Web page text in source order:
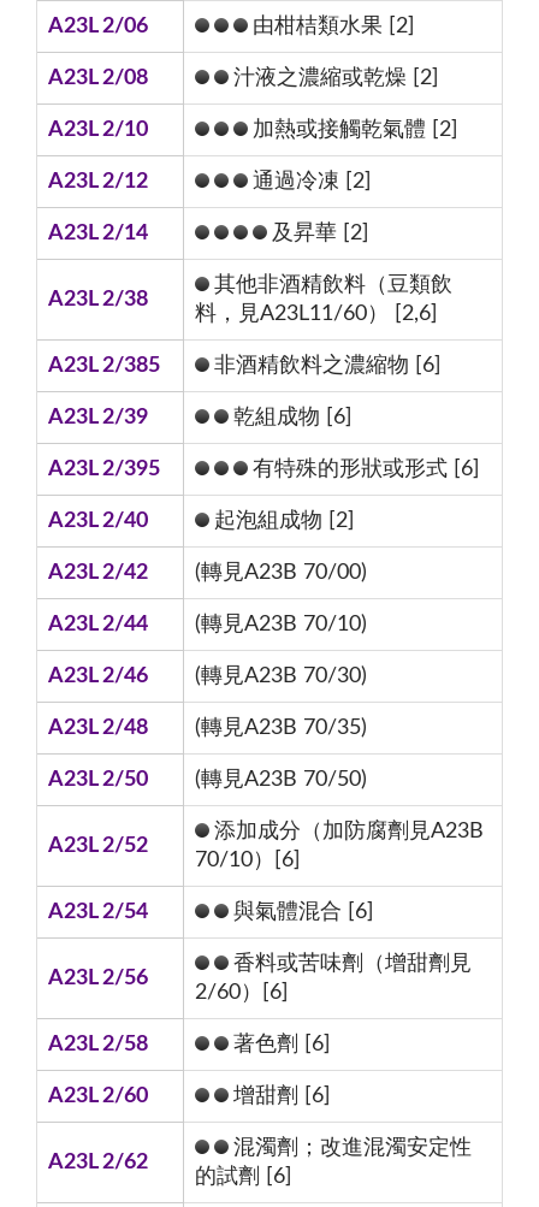
A23L 2/06 由柑桔類水果 [2]
A23L 2/08 汁液之濃縮或乾燥 [2]
A23L 2/10 加熱或接觸乾氣體 [2]
A23L 2/12 通過冷凍 [2]
A23L 2/14 及昇華 [2]
A23L 2/38
其他非酒精飲料（豆類飲
料，見A23L11/60） [2,6]
A23L 2/385 非酒精飲料之濃縮物 [6]
A23L 2/39 乾組成物 [6]
A23L 2/395 有特殊的形狀或形式 [6]
A23L 2/40 起泡組成物 [2]
A23L 2/42 (轉見A23B 70/00)
A23L 2/44 (轉見A23B 70/10)
A23L 2/46 (轉見A23B 70/30)
A23L 2/48 (轉見A23B 70/35)
A23L 2/50 (轉見A23B 70/50)
A23L 2/52
添加成分（加防腐劑見A23B
70/10）[6]
A23L 2/54 與氣體混合 [6]
A23L 2/56
香料或苦味劑（增甜劑見
2/60）[6]
A23L 2/58 著色劑 [6]
A23L 2/60 增甜劑 [6]
A23L 2/62
混濁劑；改進混濁安定性
的試劑 [6]